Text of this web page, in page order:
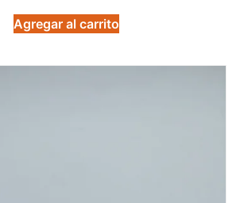
Agregar al carrito